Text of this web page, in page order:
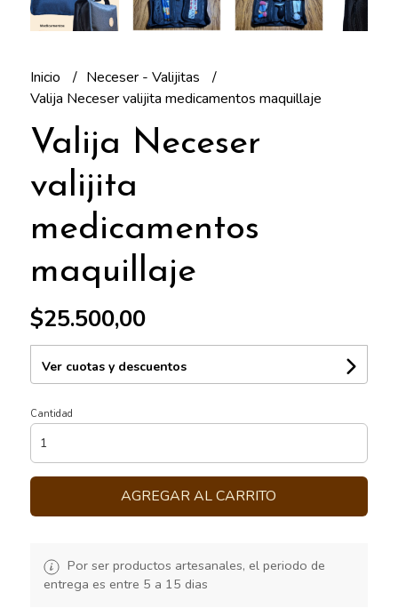
Inicio
Neceser - Valijitas
Valija Neceser valijita medicamentos maquillaje
Valija Neceser
valijita
medicamentos
maquillaje
$25.500,00
Ver cuotas y descuentos
Cantidad
AGREGAR AL CARRITO
Por ser productos artesanales, el periodo de
entrega es entre 5 a 15 dias